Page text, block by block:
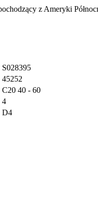
z Ameryki
S028395
45252
C20 40 - 60
4
D4